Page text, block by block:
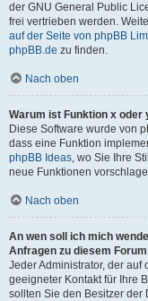
der GNU General Public
frei vertrieben werden.
auf der Seite von phpBB
phpBB.de zu finden.
Nach oben
Warum ist Funktion x oder
Diese Software wurde von
dass eine Funktion
phpBB Ideas, wo Sie Ihre
neue Funktionen
Nach oben
An wen soll ich mich
Anfragen zu diesem
Jeder Administrator, der auf
geeigneter Kontakt für Ihre
sollten Sie den Besitzer der